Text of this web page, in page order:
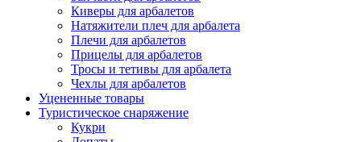
Киверы для арбалетов
Натяжители плеч для арбалета
Плечи для арбалетов
Прицелы для арбалетов
Тросы и тетивы для арбалета
Чехлы для арбалетов
Уцененные товары
Туристическое снаряжение
Кукри